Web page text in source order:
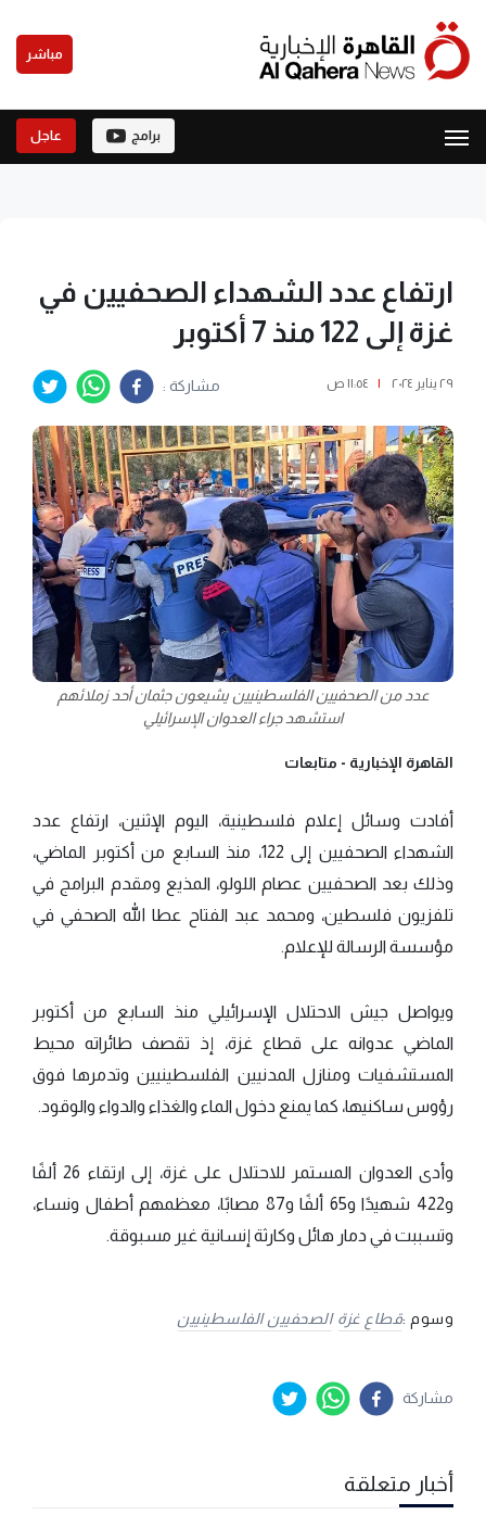
مباشر
برامج عاجل
ارتفاع عدد الشهداء الصحفيين في
غزة إلى 122 منذ 7 أكتوبر
٢٩ يناير ٢٠٢٤ | ١١:٥٤ ص مشاركة :
عدد من الصحفيين الفلسطينيين يشيعون جثمان أحد زملائهم
استشهد جراء العدوان الإسرائيلي
القاهرة الإخبارية - متابعات
أفادت وسائل إعلام فلسطينية، اليوم الإثنين، ارتفاع عدد
الشهداء الصحفيين إلى 122، منذ السابع من أكتوبر الماضي،
وذلك بعد الصحفيين عصام اللولو، المذيع ومقدم البرامج في
تلفزيون فلسطين، ومحمد عبد الفتاح عطا الله الصحفي في
مؤسسة الرسالة للإعلام.
ويواصل جيش الاحتلال الإسرائيلي منذ السابع من أكتوبر
الماضي عدوانه على قطاع غزة، إذ تقصف طائراته محيط
المستشفيات ومنازل المدنيين الفلسطينيين وتدمرها فوق
رؤوس ساكنيها، كما يمنع دخول الماء والغذاء والدواء والوقود.
وأدى العدوان المستمر للاحتلال على غزة، إلى ارتقاء 26 ألفًا
و422 شهيدًا و65 ألفًا و87 مصابًا، معظمهم أطفال ونساء،
وتسببت في دمار هائل وكارثة إنسانية غير مسبوقة.
وسوم :قطاع غزة الصحفيين الفلسطينيين
مشاركة
أخبار متعلقة